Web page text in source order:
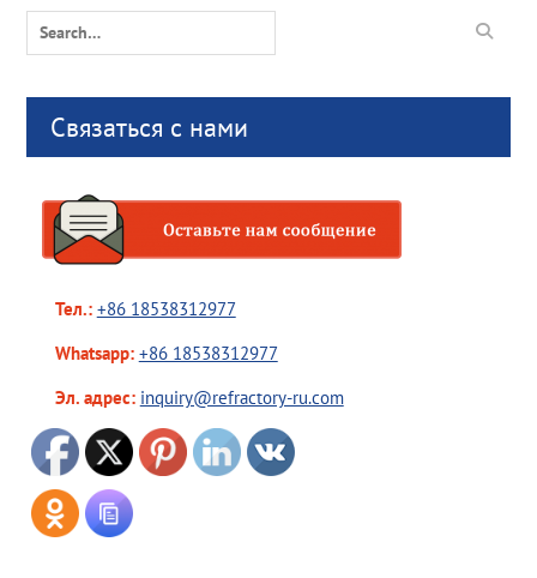
Search
for:
Связаться с нами
Тел.: +86 18538312977
Whatsapp: +86 18538312977
Эл. адрес: inquiry@refractory-ru.com